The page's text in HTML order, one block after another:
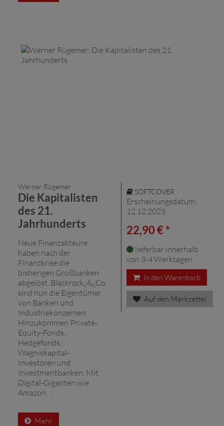
Werner Rügemer
Die Kapitalisten
des 21.
Jahrhunderts
Neue Finanzakteure
haben nach der
Finanzkrise die
bisherigen Großbanken
abgelöst. Blackrock¿&¿Co
sind nun die Eigentümer
von Banken und
Industriekonzernen.
Hinzukommen Private-
Equity-Fonds,
Hedgefonds,
Wagniskapital­-
Investoren und
Investment­banken. Mit
Digital-Giganten wie
Amazon, ...
Mehr
SOFTCOVER
Erscheinungsdatum:
12.12.2023
22,90 € *
lieferbar innerhalb
von 3-4 Werktagen
In den Warenkorb
Auf den Merkzettel